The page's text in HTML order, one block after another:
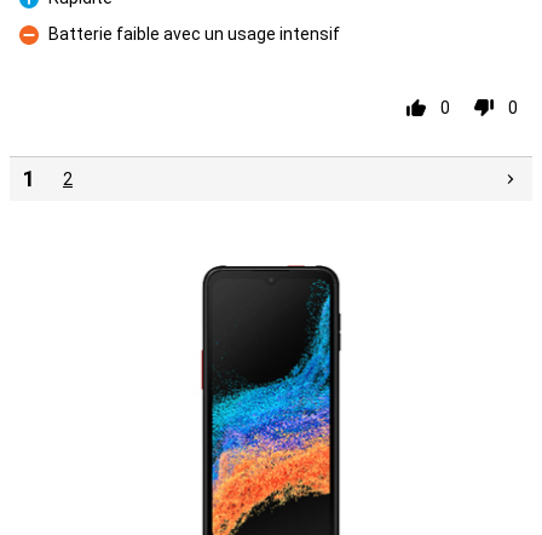
Pro
Con
Batterie faible avec un usage intensif
0 0
1 2